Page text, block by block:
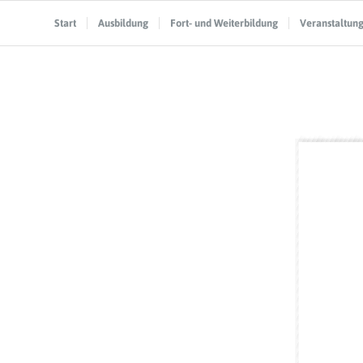
Start Ausbildung Fort- und Weiterbildung